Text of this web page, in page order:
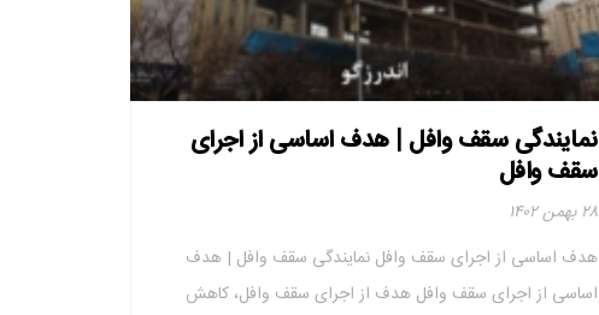
نمایندگی سقف وافل | هدف اساسی از اجرای
سقف وافل
۲۸ بهمن ۱۴۰۲
هدف اساسی از اجرای سقف وافل نمایندگی سقف وافل | هدف
اساسی از اجرای سقف وافل هدف از اجرای سقف وافل، کاهش